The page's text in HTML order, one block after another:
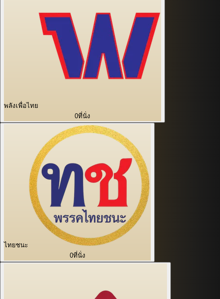
พลังเพื่อไทย
0ที่นั่ง
ไทยชนะ
0ที่นั่ง